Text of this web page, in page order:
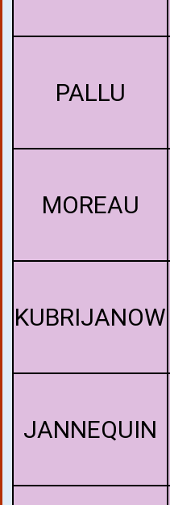
PALLU
MOREAU
KUBRIJANOW
JANNEQUIN